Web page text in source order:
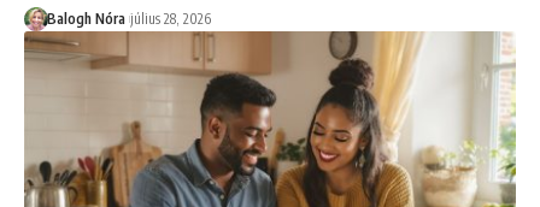
Balogh Nóra július 28, 2026